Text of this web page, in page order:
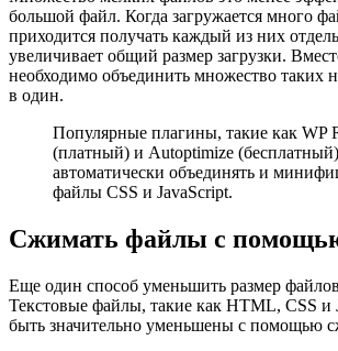
большой файл. Когда загружается много
приходится получать каждый из них
увеличивает общий размер загрузки.
необходимо объединить множество таких
в один.
Популярные плагины, такие как WP
(платный) и Autoptimize
автоматически объединять и
файлы CSS и JavaScript.
Сжимать файлы с
Еще один способ уменьшить размер
Текстовые файлы, такие как HTML, CSS и
быть значительно уменьшены с помощью